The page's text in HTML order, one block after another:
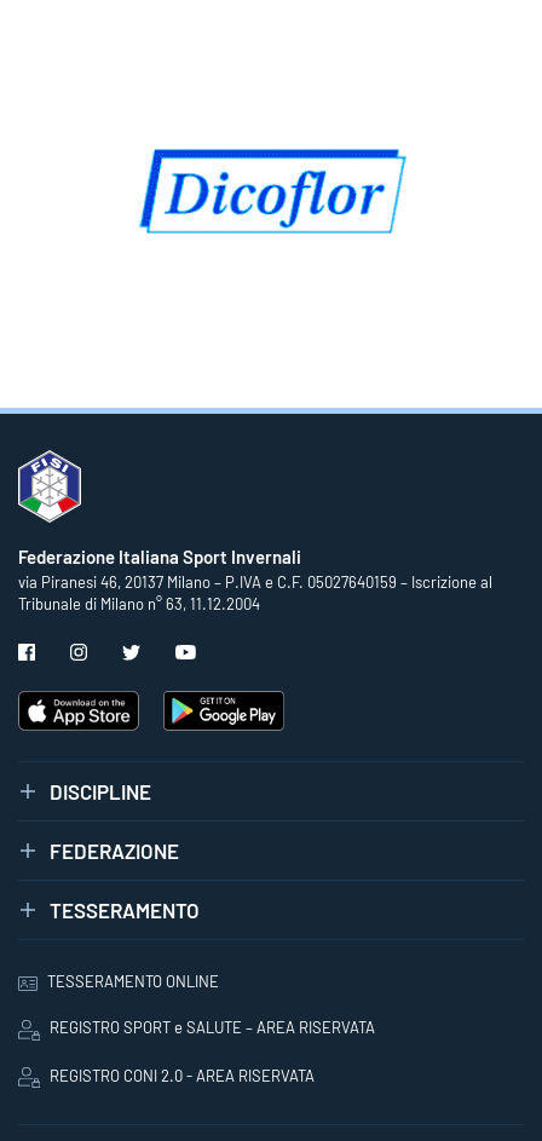
Federazione Italiana Sport Invernali
via Piranesi 46, 20137 Milano – P.IVA e C.F. 05027640159 – Iscrizione al
Tribunale di Milano n° 63, 11.12.2004
DISCIPLINE
FEDERAZIONE
TESSERAMENTO
TESSERAMENTO ONLINE
REGISTRO SPORT e SALUTE – AREA RISERVATA
REGISTRO CONI 2.0 - AREA RISERVATA